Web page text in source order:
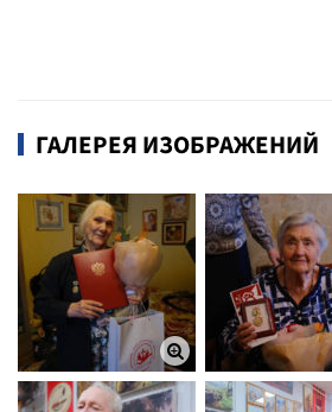
ГАЛЕРЕЯ ИЗОБРАЖЕНИЙ